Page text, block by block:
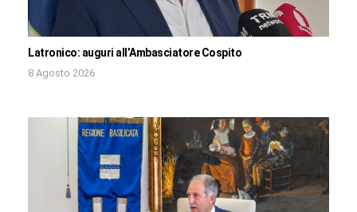
Latronico: auguri all’Ambasciatore Cospito
8 Agosto 2026